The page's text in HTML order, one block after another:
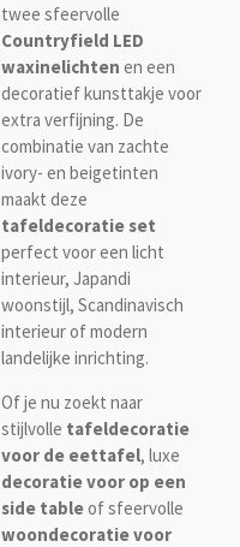
twee sfeervolle
Countryfield LED
waxinelichten en een
decoratief kunsttakje voor
extra verfijning. De
combinatie van zachte
ivory- en beigetinten
maakt deze
tafeldecoratie set
perfect voor een licht
interieur, Japandi
woonstijl, Scandinavisch
interieur of modern
landelijke inrichting.
Of je nu zoekt naar
stijlvolle tafeldecoratie
voor de eettafel, luxe
decoratie voor op een
side tableof sfeervolle
woondecoratie voor